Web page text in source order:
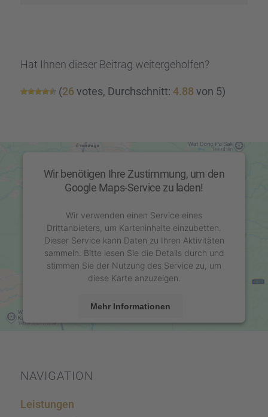
Hat Ihnen dieser Beitrag weiter­ge­hol­fen?
(26votes, Durch­schnitt: 4.88 von 5)
Wir benötigen Ihre Zustimmung, um den
Google Maps-Service zu laden!
Wir verwenden einen Service eines
Drittanbieters, um Karteninhalte einzubetten.
Dieser Service kann Daten zu Ihren Aktivitäten
sammeln. Bitte lesen Sie die Details durch und
stimmen Sie der Nutzung des Service zu, um
diese Karte anzuzeigen.
Mehr Informationen
NAVIGA­TION
Leistun­gen